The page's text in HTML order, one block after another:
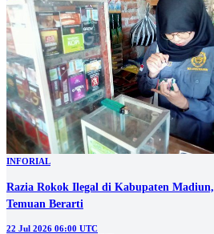
INFORIAL
Razia Rokok Ilegal di Kabupaten
Temuan Berarti
22 Jul 2026 06:00 UTC